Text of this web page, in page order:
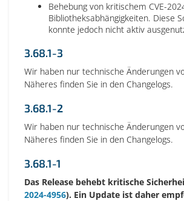
Behebung von kritischem CVE-
Bibliotheksabhängigkeiten. Diese
konnte jedoch nicht aktiv
3.68.1-3
Wir haben nur technische Änderungen
Näheres finden Sie in den Changelogs.
3.68.1-2
Wir haben nur technische Änderungen
Näheres finden Sie in den Changelogs.
3.68.1-1
Das Release behebt kritische
2024-4956). Ein Update ist daher